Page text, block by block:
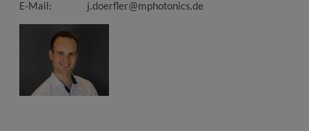
E-Mail:
j.doerfler@mphotonics.de